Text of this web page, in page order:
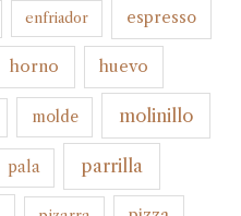
enfriador espresso
horno huevo
molde molinillo
pala parrilla